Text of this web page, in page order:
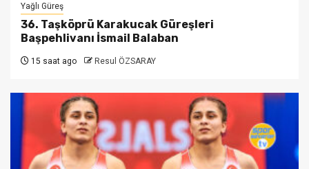
Yağlı Güreş
36. Taşköprü Karakucak Güreşleri
Başpehlivanı İsmail Balaban
15 saat ago Resul ÖZSARAY